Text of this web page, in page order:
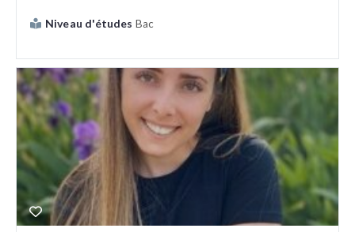
Niveau d'études Bac